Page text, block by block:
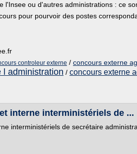
l'Insee ou d'autres administrations : ce
pour pourvoir des postes
controleur externe / concours externe
l administration / concours externe
interne interministériels de ...
interministériels de secrétaire